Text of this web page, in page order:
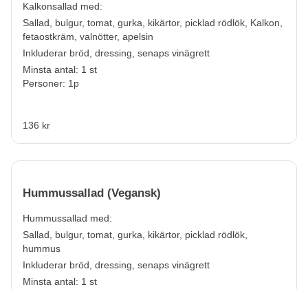
Kalkonsallad med:
Sallad, bulgur, tomat, gurka, kikärtor, picklad rödlök, Kalkon,
fetaostkräm, valnötter, apelsin
Inkluderar bröd, dressing, senaps vinägrett
Minsta antal: 1 st
Personer: 1p
136 kr
Hummussallad (Vegansk)
Hummussallad med:
Sallad, bulgur, tomat, gurka, kikärtor, picklad rödlök,
hummus
Inkluderar bröd, dressing, senaps vinägrett
Minsta antal: 1 st